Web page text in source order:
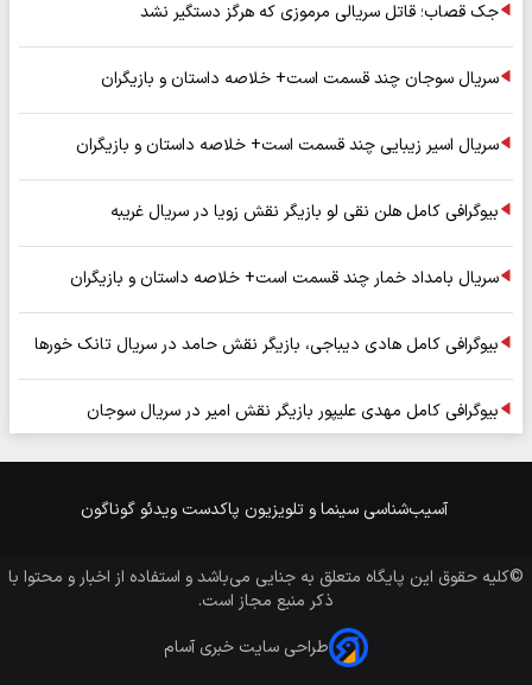
جک قصاب؛ قاتل سریالی مرموزی که هرگز دستگیر نشد
سریال سوجان چند قسمت است+ خلاصه داستان و بازیگران
سریال اسیر زیبایی چند قسمت است+ خلاصه داستان و بازیگران
بیوگرافی کامل هلن نقی لو بازیگر نقش زویا در سریال غریبه
سریال بامداد خمار چند قسمت است+ خلاصه داستان و بازیگران
بیوگرافی کامل هادی دیباجی، بازیگر نقش حامد در سریال تانک خورها
بیوگرافی کامل مهدی علیپور بازیگر نقش امیر در سریال سوجان
آسیب‌شناسی سینما و تلویزیون پاکدست ویدئو گوناگون
©کلیه حقوق این پایگاه متعلق به جنایی می‌باشد و استفاده از اخبار و محتوا با
ذکر منبع مجاز است.
طراحی سایت خبری آسام